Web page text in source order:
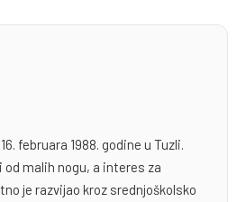
februara 1988. godine u Tuzli.
malih nogu, a interes za
je razvijao kroz srednjoškolsko